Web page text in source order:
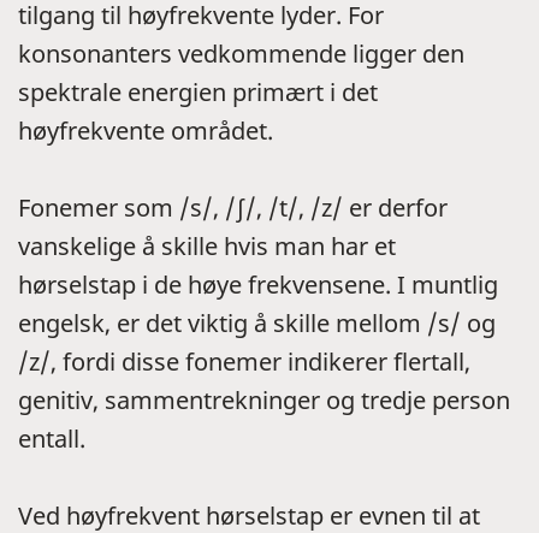
tilgang til høyfrekvente lyder. For
konsonanters vedkommende ligger den
spektrale energien primært i det
høyfrekvente området.
Fonemer som /s/, /∫/, /t/, /z/ er derfor
vanskelige å skille hvis man har et
hørselstap i de høye frekvensene. I muntlig
engelsk, er det viktig å skille mellom /s/ og
/z/, fordi disse fonemer indikerer flertall,
genitiv, sammentrekninger og tredje person
entall.
Ved høyfrekvent hørselstap er evnen til at